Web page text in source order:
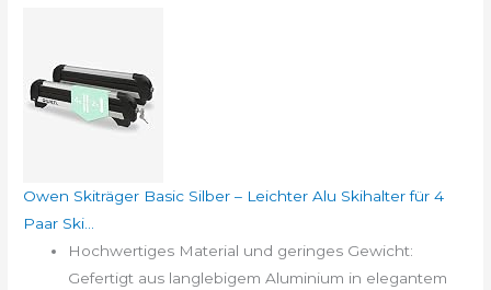
Owen Skiträger Basic Silber – Leichter Alu Skihalter für 4
Paar Ski...
Hochwertiges Material und geringes Gewicht:
Gefertigt aus langlebigem Aluminium in elegantem